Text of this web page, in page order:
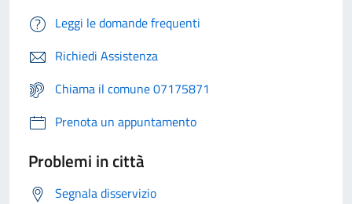
Leggi le domande frequenti
Richiedi Assistenza
Chiama il comune 07175871
Prenota un appuntamento
Problemi in città
Segnala disservizio